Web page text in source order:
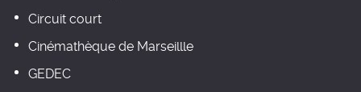
Circuit court
Cinémathèque de Marseillle
GEDEC